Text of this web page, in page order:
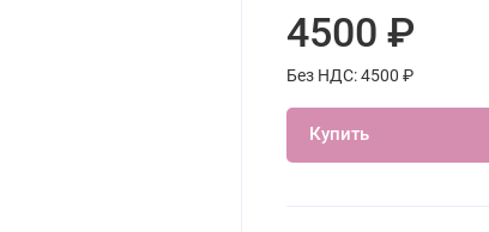
4500 ₽
Без НДС: 4500 ₽
Купить